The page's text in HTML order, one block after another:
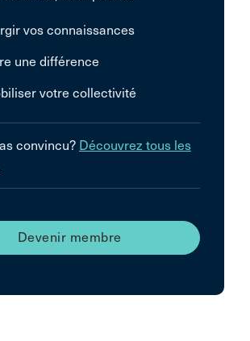
vos connaissances
une différence
votre collectivité
convincu? Découvrez tous les
Devenir membre